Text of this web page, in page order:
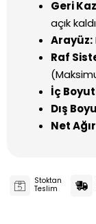
Stoktan
Teslim
Geri
açık
Arayüz:
Raf
İç
Dış
Net